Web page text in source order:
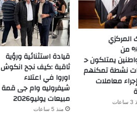
المركزي
من
يمتلكون ح
نشطة تمكنهم
معاملات
قيادة استثنائية ورؤية
ثاقبة :كيف نجح انكوش
اوروا في اعتلاء
شيفروليه وام جى قمة
مبيعات يوليو2026
منذ 5 ساعات